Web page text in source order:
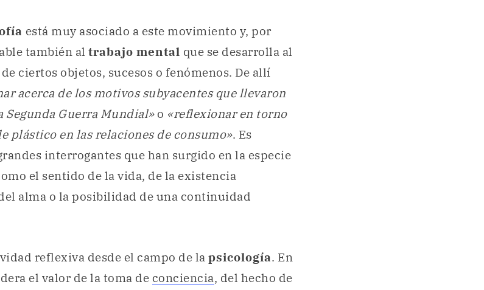
está muy asociado a este movimiento y, por
también al trabajo mental que se desarrolla al
ciertos objetos, sucesos o fenómenos. De allí
acerca de los motivos subyacentes que llevaron
Segunda Guerra Mundial»o «reflexionar en torno
plástico en las relaciones de consumo». Es
interrogantes que han surgido en la especie
el sentido de la vida, de la existencia
alma o la posibilidad de una continuidad
reflexiva desde el campo de la psicología. En
el valor de la toma de conciencia, del hecho de